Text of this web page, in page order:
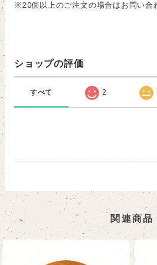
※20個以上のご注文の場合はお問い合
ショップの評価
すべて 2
関連商品